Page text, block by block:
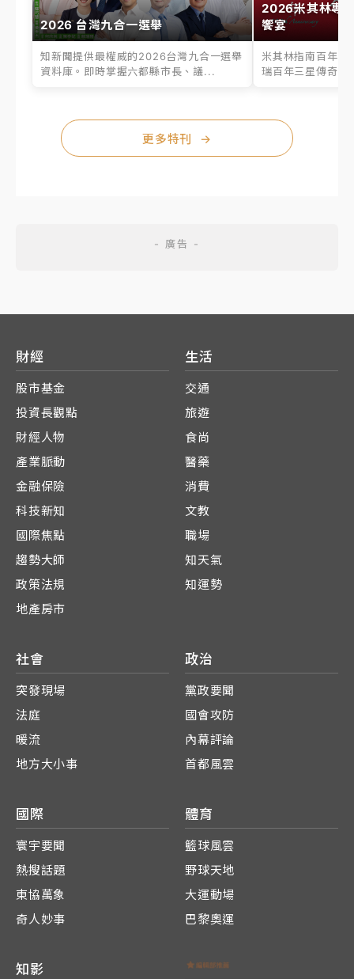
2026 台灣九合一選舉
知新聞提供最權威的2026台灣九合一選舉
資料庫。即時掌握六都縣市長、議...
2026米其林專
饗宴
米其林指南百年之
瑞百年三星傳奇、
更多特刊 →
財經
股市基金
投資長觀點
財經人物
產業脈動
金融保險
科技新知
國際焦點
趨勢大師
政策法規
地產房市
生活
交通
旅遊
食尚
醫藥
消費
文教
職場
知天氣
知運勢
社會
突發現場
法庭
暖流
地方大小事
政治
黨政要聞
國會攻防
內幕評論
首都風雲
國際
寰宇要聞
熱搜話題
東協萬象
奇人妙事
體育
籃球風雲
野球天地
大運動場
巴黎奧運
知影